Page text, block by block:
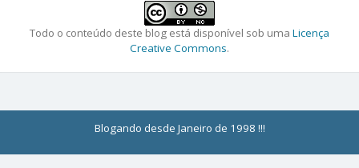
Todo o conteúdo deste blog está disponível sob uma Licença
Creative Commons.
Blogando desde Janeiro de 1998 !!!